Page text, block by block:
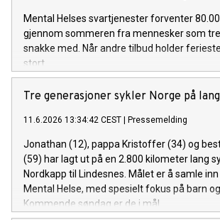
Mental Helses svartjenester forventer
gjennom sommeren fra mennesker som
snakke med. Når andre tilbud holder
stort.
Tre generasjoner sykler Norge på
11.6.2026 13:34:42 CEST | Pressemelding
Jonathan (12), pappa Kristoffer (34) og
(59) har lagt ut på en 2.800 kilometer lang
Nordkapp til Lindesnes. Målet er å samle
Mental Helse, med spesielt fokus på barn og
Kommende søndag er de i mål.